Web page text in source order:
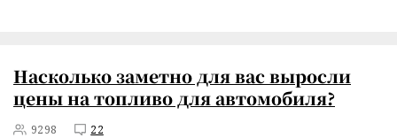
Насколько заметно для вас выросли
цены на топливо для автомобиля?
9298 22